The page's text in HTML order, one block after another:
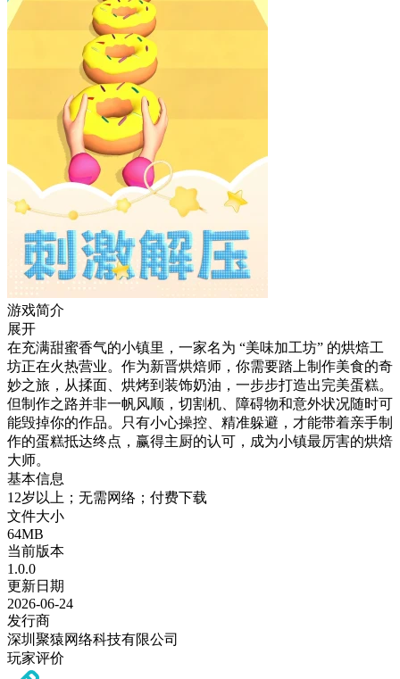
游戏简介
展开
在充满甜蜜香气的小镇里，一家名为 “美味加工坊” 的烘焙工
坊正在火热营业。作为新晋烘焙师，你需要踏上制作美食的奇
妙之旅，从揉面、烘烤到装饰奶油，一步步打造出完美蛋糕。
但制作之路并非一帆风顺，切割机、障碍物和意外状况随时可
能毁掉你的作品。只有小心操控、精准躲避，才能带着亲手制
作的蛋糕抵达终点，赢得主厨的认可，成为小镇最厉害的烘焙
大师。
基本信息
12岁以上；无需网络；付费下载
文件大小
64MB
当前版本
1.0.0
更新日期
2026-06-24
发行商
深圳聚猿网络科技有限公司
玩家评价